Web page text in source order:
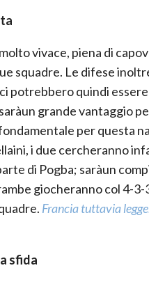
vivace, piena di
squadre. Le difese
potrebbero quindi
grande vantaggio
per questa
i due cercheranno
di Pogba; saràun
giocheranno col 4-3-
Francia tuttavia
sfida